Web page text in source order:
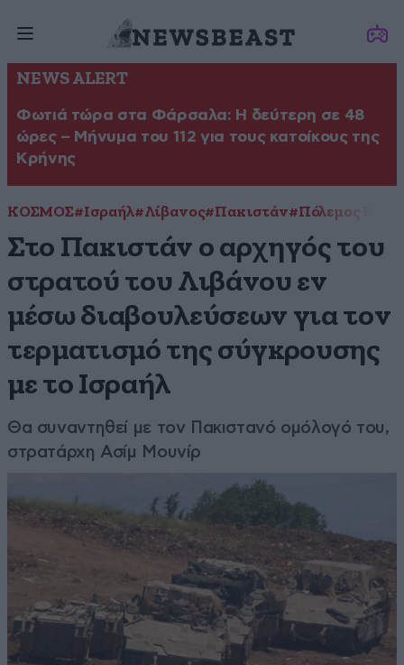
NEWS ALERT
Φωτιά τώρα στα Φάρσαλα: Η δεύτερη σε 48
ώρες – Μήνυμα του 112 για τους κατοίκους της
Κρήνης
ΚΟΣΜΟΣ#Ισραήλ#Λίβανος#Πακιστάν#Πόλεμος
Στο Πακιστάν ο αρχηγός του
στρατού του Λιβάνου εν
μέσω διαβουλεύσεων για τον
τερματισμό της σύγκρουσης
με το Ισραήλ
Θα συναντηθεί με τον Πακιστανό ομόλογό του,
στρατάρχη Ασίμ Μουνίρ